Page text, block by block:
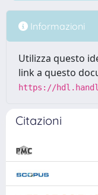
Informazioni
Utilizza questo
link a questo
https://
Citazioni